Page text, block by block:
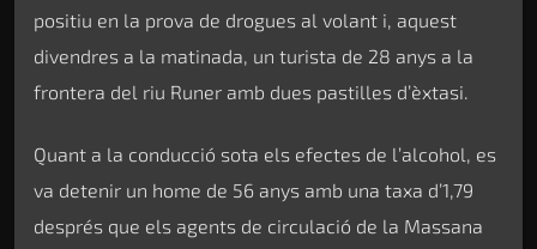
positiu en la prova de drogues al volant i, aquest
divendres a la matinada, un turista de 28 anys a la
frontera del riu Runer amb dues pastilles d’èxtasi.
Quant a la conducció sota els efectes de l’alcohol, es
va detenir un home de 56 anys amb una taxa d’1,79
després que els agents de circulació de la Massana